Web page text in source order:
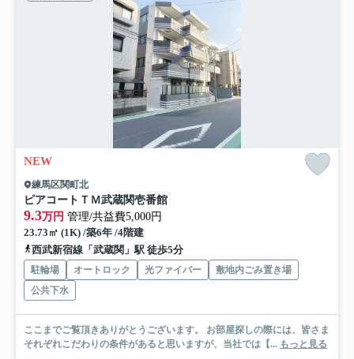
NEW
練馬区関町北
ピアコートＴＭ武蔵関壱番館
9.3万円 管理/共益費5,000円
23.73㎡ (1K) /築6年 /4階建
西武新宿線「武蔵関」駅 徒歩5分
駐輪場 オートロック 光ファイバー
敷地内ごみ置き場
公共下水
ここまでご覧頂きありがとうございます。 お部屋探しの際には、皆さま
それぞれこだわりの条件があると思いますが、当社では【... もっと見る